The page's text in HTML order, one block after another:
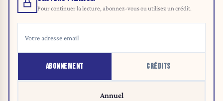
Pour continuer la lecture, abonnez-vous ou utilisez un crédit.
ABONNEMENT CRÉDITS
Annuel